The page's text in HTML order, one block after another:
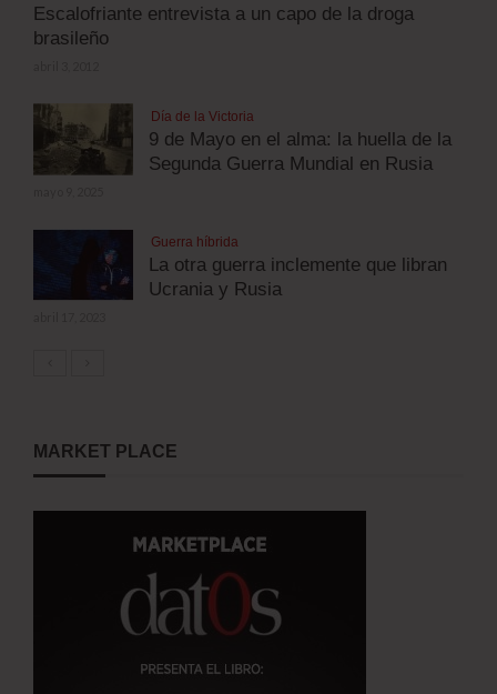
Escalofriante entrevista a un capo de la droga
brasileño
Día de la Victoria
9 de Mayo en el alma: la huella de la
Segunda Guerra Mundial en Rusia
Guerra híbrida
La otra guerra inclemente que libran
Ucrania y Rusia
MARKET PLACE